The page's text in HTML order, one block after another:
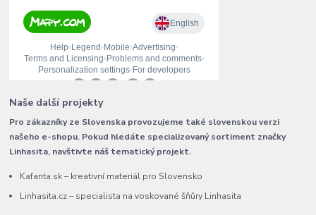
Naše další projekty
Pro zákazníky ze Slovenska provozujeme také slovenskou verzi
našeho e-shopu. Pokud hledáte specializovaný sortiment značky
Linhasita, navštivte náš tematický projekt.
Kafanta.sk – kreativní materiál pro Slovensko
Linhasita.cz – specialista na voskované šňůry Linhasita